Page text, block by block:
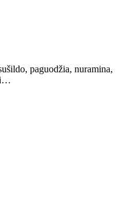
paguodžia, nuramina,